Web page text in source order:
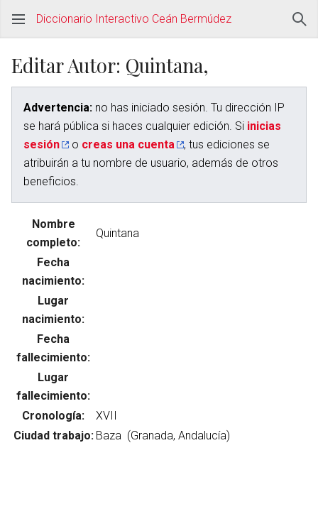
Abrir menú principal
Diccionario Interactivo Ceán Bermúdez
Editar Autor: Quintana,
Advertencia: no has iniciado sesión. Tu dirección IP
se hará pública si haces cualquier edición. Si inicias
sesión
o creas una cuenta
, tus ediciones se
atribuirán a tu nombre de usuario, además de otros
beneficios.
Nombre
completo:
Fecha
nacimiento:
Lugar
nacimiento:
Fecha
fallecimiento:
Lugar
fallecimiento:
Cronología:
Ciudad trabajo: